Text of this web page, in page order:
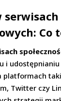
Co
i
platformach
Twitter czy